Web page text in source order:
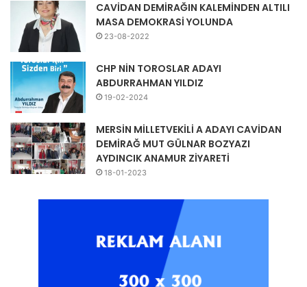
CAVİDAN DEMİRAĞIN KALEMİNDEN ALTILI
MASA DEMOKRASİ YOLUNDA
23-08-2022
CHP NİN TOROSLAR ADAYI
ABDURRAHMAN YILDIZ
19-02-2024
MERSİN MİLLETVEKİLİ A ADAYI CAVİDAN
DEMİRAĞ MUT GÜLNAR BOZYAZI
AYDINCIK ANAMUR ZİYARETİ
18-01-2023